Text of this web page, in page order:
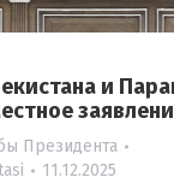
и
Президента
11.12.2025